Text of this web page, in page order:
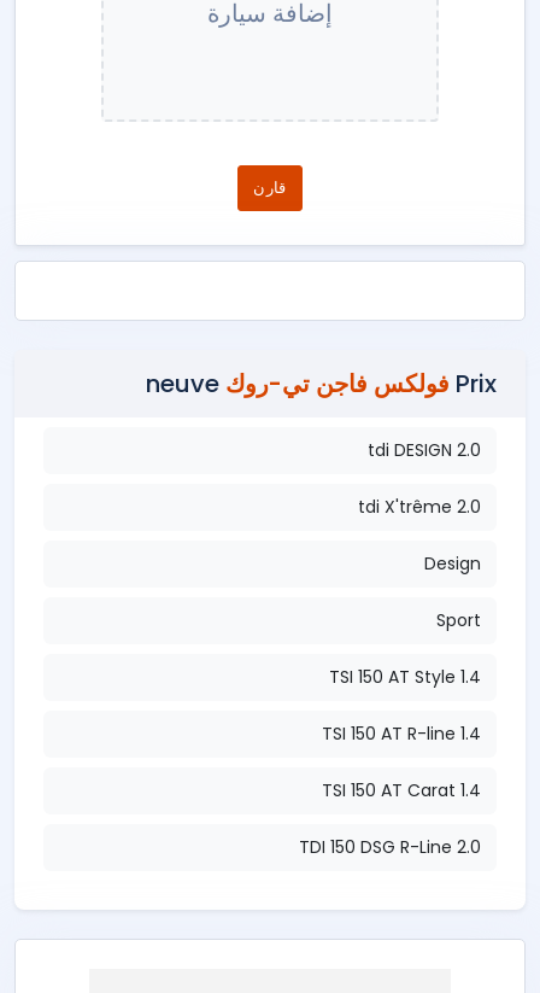
إضافة سيارة
قارن
Prix فولكس فاجن تي-روك
2.0 tdi DESIGN
2.0 tdi X'trême
Design
Sport
1.4 TSI 150 AT Style
1.4 TSI 150 AT R-line
1.4 TSI 150 AT Carat
2.0 TDI 150 DSG R-Line